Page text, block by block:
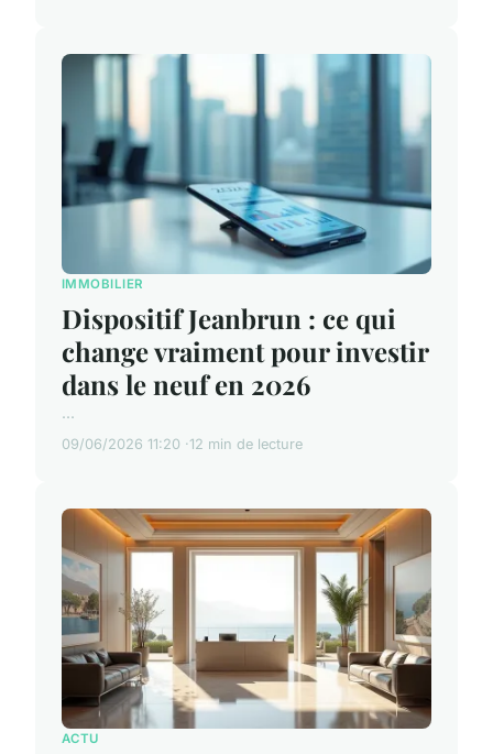
IMMOBILIER
Dispositif Jeanbrun : ce qui
change vraiment pour investir
dans le neuf en 2026
...
09/06/2026 11:20 12 min de lecture
ACTU